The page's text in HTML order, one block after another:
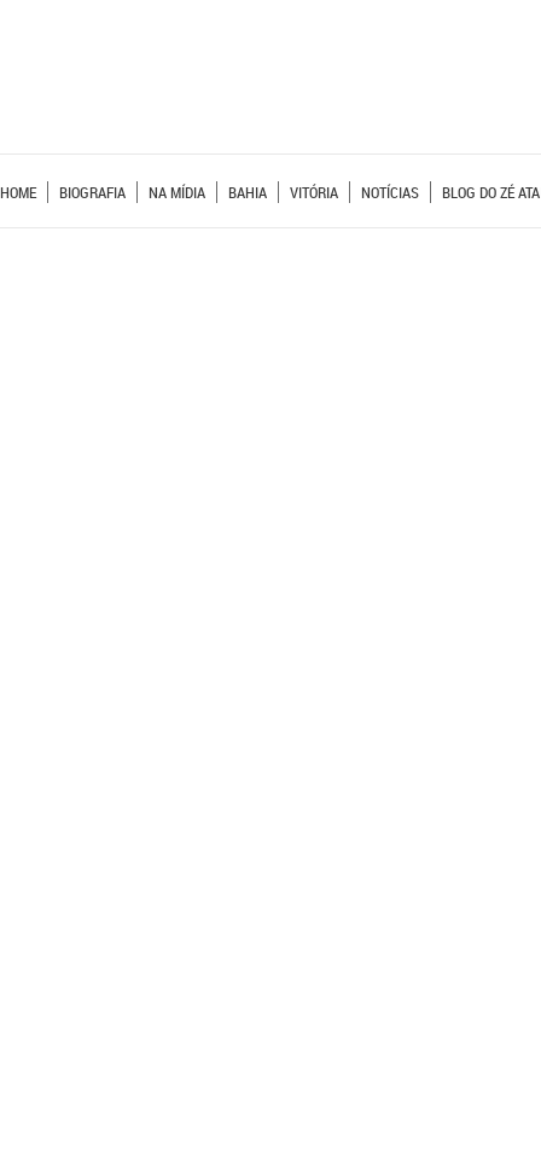
HOME BIOGRAFIA NA MÍDIA BAHIA VITÓRIA NOTÍCIAS BLOG DO ZÉ